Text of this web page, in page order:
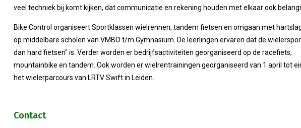
veel techniek bij komt kijken, dat communicatie en rekening houden met elkaar ook
Bike Control organiseert Sportklassen wielrennen, tandem fietsen en omgaan met
op middelbare scholen van VMBO t/m Gymnasium. De leerlingen ervaren dat de
dan hard fietsen" is. Verder worden er bedrijfsactiviteiten georganiseerd op de racefiets,
mountainbike en tandem. Ook worden er wielrentrainingen georganiseerd van 1 april tot
het wielerparcours van LRTV Swift in Leiden.
Contact